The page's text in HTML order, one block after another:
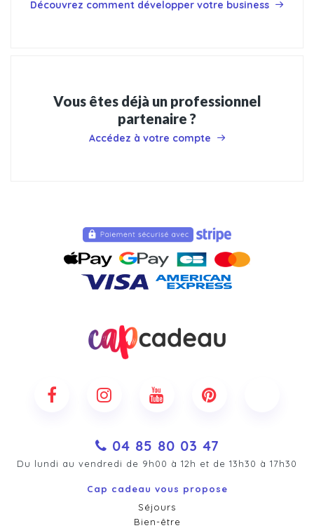
Découvrez comment développer votre business
Vous êtes déjà un professionnel
partenaire ?
Accédez à votre compte
04 85 80 03 47
Du lundi au vendredi de 9h00 à 12h et de 13h30 à 17h30
Cap cadeau vous propose
Séjours
Bien-être